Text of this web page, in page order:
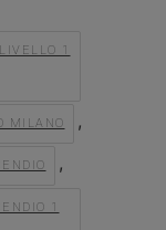
1
MILANO ,
,
1